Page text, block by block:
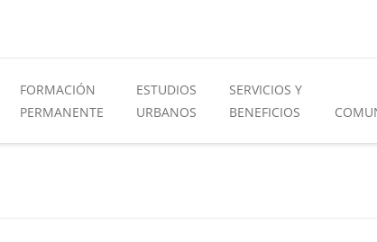
FORMACIÓN
PERMANENTE
ESTUDIOS
URBANOS
SERVICIOS Y
BENEFICIOS